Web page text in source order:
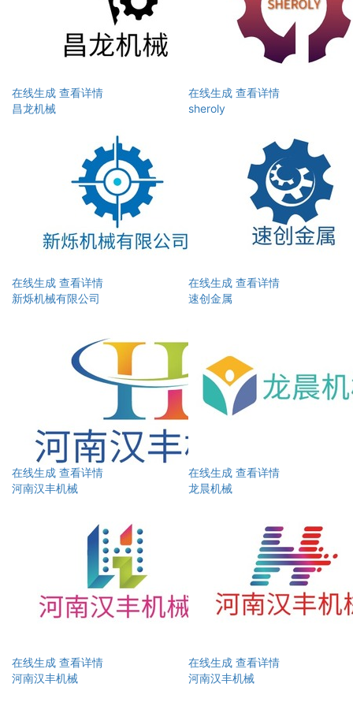
在线生成 查看详情
昌龙机械
在线生成 查看详情
sheroly
在线生成 查看详情
新烁机械有限公司
在线生成 查看详情
速创金属
在线生成 查看详情
河南汉丰机械
在线生成 查看详情
龙晨机械
在线生成 查看详情
河南汉丰机械
在线生成 查看详情
河南汉丰机械